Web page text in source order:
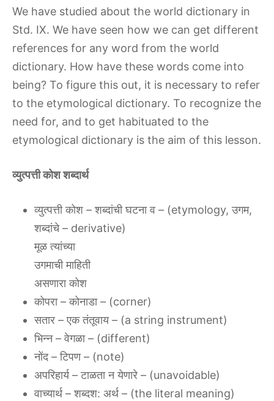
We have studied about the world dictionary in
Std. IX. We have seen how we can get different
references for any word from the world
dictionary. How have these words come into
being? To figure this out, it is necessary to refer
to the etymological dictionary. To recognize the
need for, and to get habituated to the
etymological dictionary is the aim of this lesson.
व्युत्पत्ती कोश शब्दार्थ
व्युत्पत्ती कोश – शब्दांची घटना व – (etymology, उगम,
शब्दांचे – derivative)
मूळ त्यांच्या
उगमाची माहिती
असणारा कोश
कोपरा – कोनाडा – (corner)
सतार – एक तंतूवाय – (a string instrument)
भिन्न – वेगळा – (different)
नोंद – टिपण – (note)
अपरिहार्य – टाळता न येणारे – (unavoidable)
वाच्यार्थ – शब्दश: अर्थ – (the literal meaning)